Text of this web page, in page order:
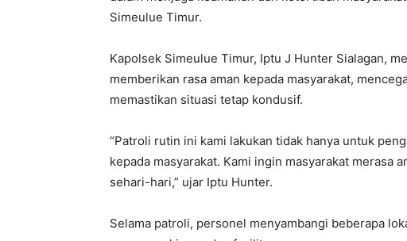
Simeulue Timur.
Kapolsek Simeulue Timur, Iptu J Hunter Sialagan,
memberikan rasa aman kepada masyarakat,
memastikan situasi tetap kondusif.
“Patroli rutin ini kami lakukan tidak hanya untuk
kepada masyarakat. Kami ingin masyarakat merasa
sehari-hari,” ujar Iptu Hunter.
Selama patroli, personel menyambangi beberapa